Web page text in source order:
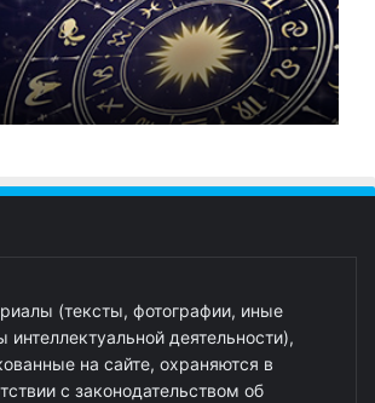
(тексты, фотографии, иные
интеллектуальной деятельности),
на сайте, охраняются в
с законодательством об